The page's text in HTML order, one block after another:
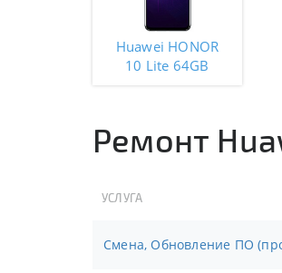
Huawei HONOR
10 Lite 64GB
Ремонт
УСЛУГА
Смена, Обновление ПО